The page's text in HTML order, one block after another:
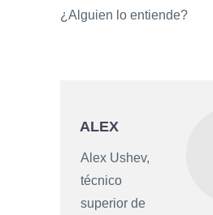
¿Alguien lo entiende?
ALEX
Alex Ushev,
técnico
superior de